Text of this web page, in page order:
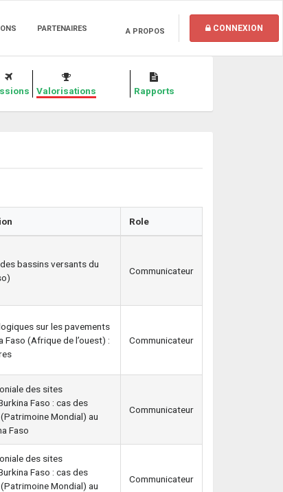
PARTENAIRES A PROPOS CONNEXION
Valorisations Rapports
Role
bassins versants du
Communicateur
sur les pavements
Faso (Afrique de l’ouest) :
Communicateur
des sites
Faso : cas des
Mondial) au
Faso
Communicateur
des sites
Faso : cas des
Mondial) au
Communicateur